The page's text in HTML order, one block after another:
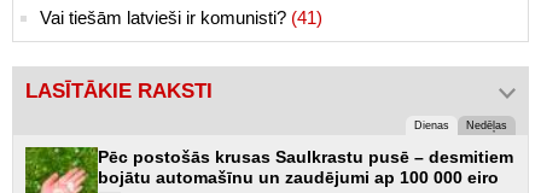
Vai tiešām latvieši ir komunisti? (41)
LASĪTĀKIE RAKSTI
Dienas Nedēļas
Pēc postošās krusas Saulkrastu pusē – desmitiem
bojātu automašīnu un zaudējumi ap 100 000 eiro